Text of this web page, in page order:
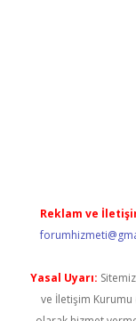
Reklam ve
Yasal Uyarı:
ve İletişim Kurumu